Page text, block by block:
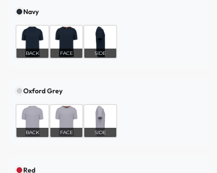
Navy
BACK FACE SIDE
Oxford Grey
BACK FACE SIDE
Red